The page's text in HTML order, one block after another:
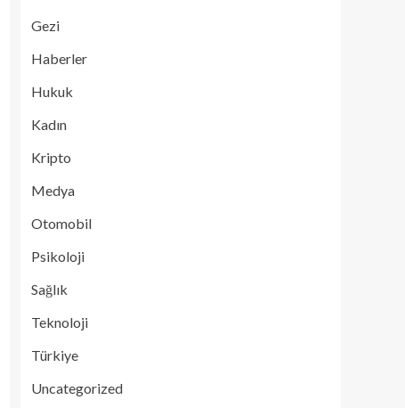
Gezi
Haberler
Hukuk
Kadın
Kripto
Medya
Otomobil
Psikoloji
Sağlık
Teknoloji
Türkiye
Uncategorized